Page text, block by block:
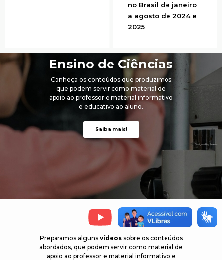
no Brasil de janeiro
a agosto de 2024 e
2025
Ensino de Ciências
Conheça os conteúdos que produzimos
que podem servir como material de
apoio ao professor e material informativo
e educativo ao aluno.
Saiba mais!
Designed by Pexels
Preparamos alguns vídeossobre os conteúdos
abordados, que podem servir como material de
apoio ao professor e material informativo e